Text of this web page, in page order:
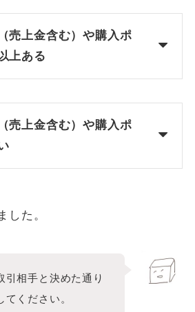
売上金含む）や購入ポ
上ある
売上金含む）や購入ポ
した。
引相手と決めた通り
ください。